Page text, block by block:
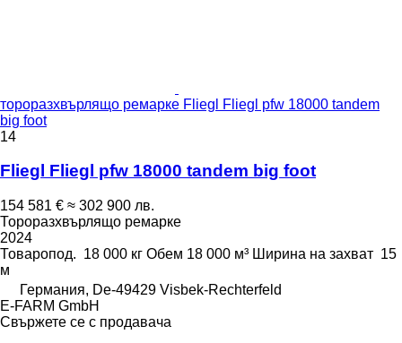
тороразхвърлящо ремарке Fliegl Fliegl pfw 18000 tandem
big foot
14
Fliegl Fliegl pfw 18000 tandem big foot
154 581 € ≈ 302 900 лв.
Тороразхвърлящо ремарке
2024
Товаропод. 18 000 кг Обем 18 000 м³ Ширина на захват 15
м
Германия, De-49429 Visbek-Rechterfeld
E-FARM GmbH
Свържете се с продавача